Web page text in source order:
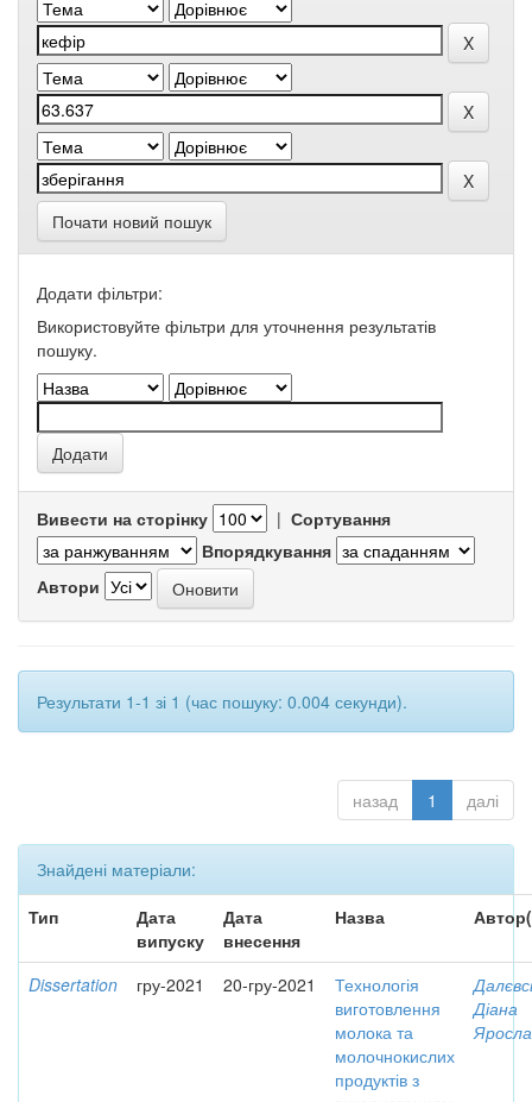
Почати новий пошук
Додати фільтри:
Використовуйте фільтри для уточнення результатів
пошуку.
Вивести на сторінку | Сортування
Впорядкування
Автори
Результати 1-1 зі 1 (час пошуку: 0.004 секунди).
назад 1 далі
Знайдені матеріали:
Тип
Дата
випуску
Дата
внесення
Назва
Dissertation гру-2021 20-гру-2021
Технологія
виготовлення
молока та
молочнокислих
продуктів з
Діана